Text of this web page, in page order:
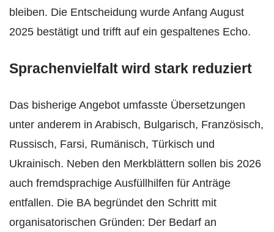
bleiben. Die Entscheidung wurde Anfang August
2025 bestätigt und trifft auf ein gespaltenes Echo.
Sprachenvielfalt wird stark reduziert
Das bisherige Angebot umfasste Übersetzungen
unter anderem in Arabisch, Bulgarisch, Französisch,
Russisch, Farsi, Rumänisch, Türkisch und
Ukrainisch. Neben den Merkblättern sollen bis 2026
auch fremdsprachige Ausfüllhilfen für Anträge
entfallen. Die BA begründet den Schritt mit
organisatorischen Gründen: Der Bedarf an